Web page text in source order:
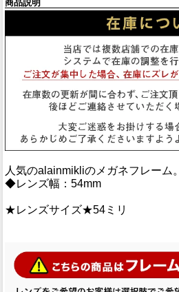
商品説明
人気のalainmikliのメガネフレーム。
◆レンズ幅：54mm
★レンズサイズ★54ミリ